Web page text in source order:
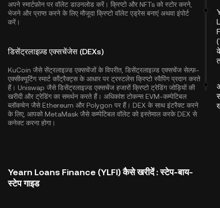
अपने स्मार्टफ़ोन पर वॉलेट डाउनलोड करें। क्रिप्टो और NFTs को स्टोर करने,
भेजने और प्राप्त करने के लिए मौजूदा क्रिप्टो वॉलेट एड्रेस बनाएं अथवा इंपोर्ट
करें।
डिसेंट्रलाइज़्ड एक्सचेंजेस (DEXs)
KuCoin जैसे सेंट्रलाइज़्ड एक्सचेंजों के विपरीत, डिसेंट्रलाइज़्ड एक्सचेंज सेल्फ़-
एक्सीक्यूटिंग स्मार्ट कॉंट्रैक्ट्स के आधार पर ट्रस्टलेस क्रिप्टो स्वैपिंग प्रदान करते
हैं। Uniswap जैसे डिसेंट्रलाइज़्ड एक्सचेंज हजारों क्रिप्टो ट्रेडिंग जोड़ियों की
खरीदी और ट्रेडिंग का समर्थन करते हैं। अधिकांश टोकन्स EVM-कम्पेटिबल
ब्लॉकचेन जैसेEthereum और Polygon पर हैं। DEX के साथ इंटरैक्ट करने
के लिए, आपको MetaMask जैसे कम्पेटिबल वॉलेट को इस्तेमाल करके DEX से
कनेक्ट करना होगा।
Yearn Loans Finance (YLFI) कैसे खरीदें : स्टेप-बाय-
स्टेप गाइड